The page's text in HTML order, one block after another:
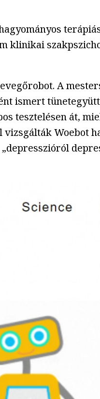
klinikai
A
ismert
tesztelésen át,
Woebot